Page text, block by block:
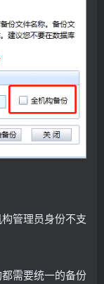
管理员身份不支
需要统一的备份